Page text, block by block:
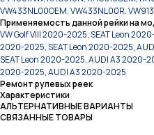
VW433NL00OEM, VW433NL00R,
Применяемость данной рейки на
VW Golf VIII 2020-2025, SEAT Leon
2020-2025, SEAT Leon 2020-2025,
SEAT Leon 2020-2025, AUDI A3 2020-
2020-2025, AUDI A3 2020-2025
Ремонт рулевых реек
Характеристики
АЛЬТЕРНАТИВНЫЕ ВАРИАНТЫ
СВЯЗАННЫЕ ТОВАРЫ